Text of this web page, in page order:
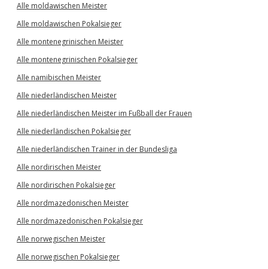
Alle moldawischen Meister
Alle moldawischen Pokalsieger
Alle montenegrinischen Meister
Alle montenegrinischen Pokalsieger
Alle namibischen Meister
Alle niederländischen Meister
Alle niederländischen Meister im Fußball der Frauen
Alle niederländischen Pokalsieger
Alle niederländischen Trainer in der Bundesliga
Alle nordirischen Meister
Alle nordirischen Pokalsieger
Alle nordmazedonischen Meister
Alle nordmazedonischen Pokalsieger
Alle norwegischen Meister
Alle norwegischen Pokalsieger